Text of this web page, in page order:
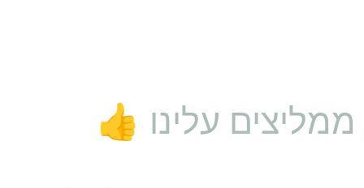
ממליצים עלינו 👍